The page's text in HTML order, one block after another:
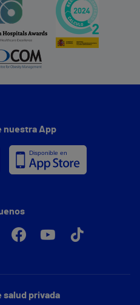
salud privada
nuestra App